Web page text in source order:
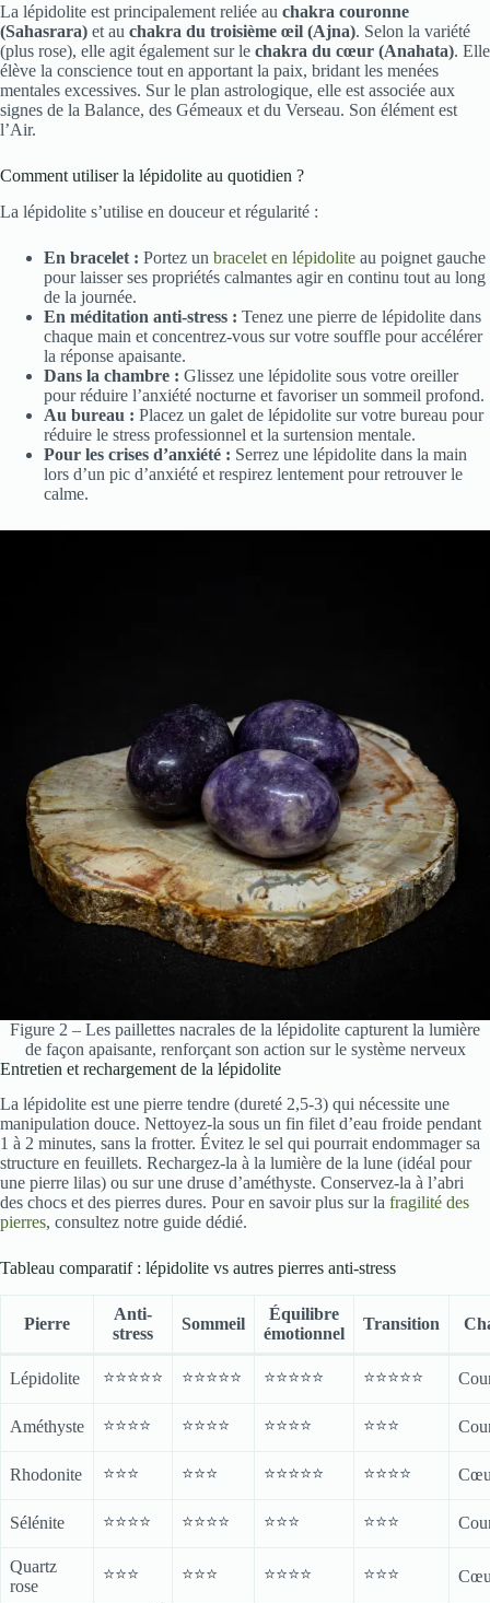
La lépidolite est principalement reliée au chakra couronne
(Sahasrara) et au chakra du troisième œil (Ajna). Selon la variété
(plus rose), elle agit également sur le chakra du cœur (Anahata). Elle
élève la conscience tout en apportant la paix, bridant les menées
mentales excessives. Sur le plan astrologique, elle est associée aux
signes de la Balance, des Gémeaux et du Verseau. Son élément est
l’Air.
Comment utiliser la lépidolite au quotidien ?
La lépidolite s’utilise en douceur et régularité :
En bracelet : Portez un bracelet en lépidolite au poignet gauche
pour laisser ses propriétés calmantes agir en continu tout au long
de la journée.
En méditation anti-stress : Tenez une pierre de lépidolite dans
chaque main et concentrez-vous sur votre souffle pour accélérer
la réponse apaisante.
Dans la chambre : Glissez une lépidolite sous votre oreiller
pour réduire l’anxiété nocturne et favoriser un sommeil profond.
Au bureau : Placez un galet de lépidolite sur votre bureau pour
réduire le stress professionnel et la surtension mentale.
Pour les crises d’anxiété : Serrez une lépidolite dans la main
lors d’un pic d’anxiété et respirez lentement pour retrouver le
calme.
Figure 2 – Les paillettes nacrales de la lépidolite capturent la lumière
de façon apaisante, renforçant son action sur le système nerveux
Entretien et rechargement de la lépidolite
La lépidolite est une pierre tendre (dureté 2,5-3) qui nécessite une
manipulation douce. Nettoyez-la sous un fin filet d’eau froide pendant
1 à 2 minutes, sans la frotter. Évitez le sel qui pourrait endommager sa
structure en feuillets. Rechargez-la à la lumière de la lune (idéal pour
une pierre lilas) ou sur une druse d’améthyste. Conservez-la à l’abri
des chocs et des pierres dures. Pour en savoir plus sur la fragilité des
pierres, consultez notre guide dédié.
Tableau comparatif : lépidolite vs autres pierres anti-stress
Pierre
Anti-
stress
Sommeil
Équilibre
émotionnel
Transition
Lépidolite ⭐⭐⭐⭐⭐ ⭐⭐⭐⭐⭐ ⭐⭐⭐⭐⭐ ⭐⭐⭐⭐⭐
Améthyste ⭐⭐⭐⭐ ⭐⭐⭐⭐ ⭐⭐⭐⭐ ⭐⭐⭐
Rhodonite ⭐⭐⭐ ⭐⭐⭐ ⭐⭐⭐⭐⭐ ⭐⭐⭐⭐
Sélénite ⭐⭐⭐⭐ ⭐⭐⭐⭐ ⭐⭐⭐ ⭐⭐⭐
Quartz
rose
⭐⭐⭐ ⭐⭐⭐ ⭐⭐⭐⭐ ⭐⭐⭐